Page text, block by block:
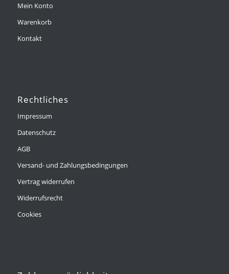
Mein Konto
Warenkorb
Kontakt
Rechtliches
Impressum
Datenschutz
AGB
Versand- und Zahlungsbedingungen
Vertrag widerrufen
Widerrufsrecht
Cookies